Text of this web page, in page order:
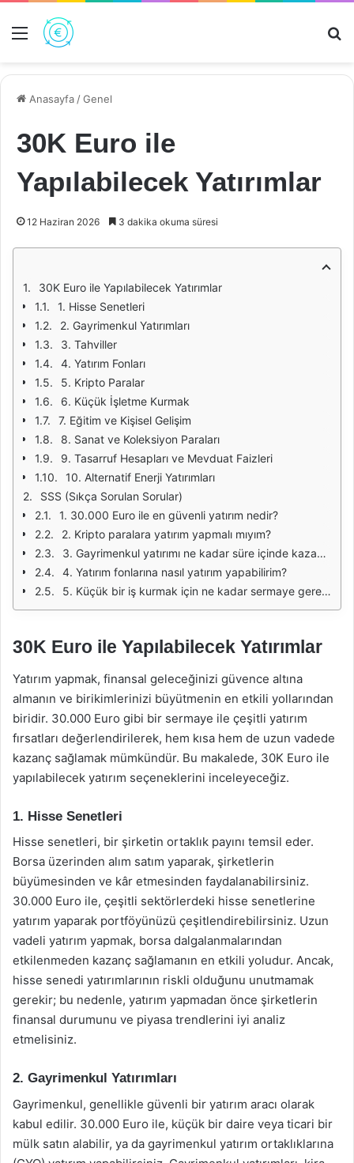
Menü
Anasayfa /Genel
30K Euro ile
Yapılabilecek Yatırımlar
12 Haziran 2026 3 dakika okuma süresi
30K Euro ile Yapılabilecek Yatırımlar
1. Hisse Senetleri
2. Gayrimenkul Yatırımları
3. Tahviller
4. Yatırım Fonları
5. Kripto Paralar
6. Küçük İşletme Kurmak
7. Eğitim ve Kişisel Gelişim
8. Sanat ve Koleksiyon Paraları
9. Tasarruf Hesapları ve Mevduat Faizleri
10. Alternatif Enerji Yatırımları
SSS (Sıkça Sorulan Sorular)
1. 30.000 Euro ile en güvenli yatırım nedir?
2. Kripto paralara yatırım yapmalı mıyım?
3. Gayrimenkul yatırımı ne kadar süre içinde kazanç sağlar?
4. Yatırım fonlarına nasıl yatırım yapabilirim?
5. Küçük bir iş kurmak için ne kadar sermaye gereklidir?
30K Euro ile Yapılabilecek Yatırımlar
Yatırım yapmak, finansal geleceğinizi güvence altına
almanın ve birikimlerinizi büyütmenin en etkili yollarından
biridir. 30.000 Euro gibi bir sermaye ile çeşitli yatırım
fırsatları değerlendirilerek, hem kısa hem de uzun vadede
kazanç sağlamak mümkündür. Bu makalede, 30K Euro ile
yapılabilecek yatırım seçeneklerini inceleyeceğiz.
1. Hisse Senetleri
Hisse senetleri, bir şirketin ortaklık payını temsil eder.
Borsa üzerinden alım satım yaparak, şirketlerin
büyümesinden ve kâr etmesinden faydalanabilirsiniz.
30.000 Euro ile, çeşitli sektörlerdeki hisse senetlerine
yatırım yaparak portföyünüzü çeşitlendirebilirsiniz. Uzun
vadeli yatırım yapmak, borsa dalgalanmalarından
etkilenmeden kazanç sağlamanın en etkili yoludur. Ancak,
hisse senedi yatırımlarının riskli olduğunu unutmamak
gerekir; bu nedenle, yatırım yapmadan önce şirketlerin
finansal durumunu ve piyasa trendlerini iyi analiz
etmelisiniz.
2. Gayrimenkul Yatırımları
Gayrimenkul, genellikle güvenli bir yatırım aracı olarak
kabul edilir. 30.000 Euro ile, küçük bir daire veya ticari bir
mülk satın alabilir, ya da gayrimenkul yatırım ortaklıklarına